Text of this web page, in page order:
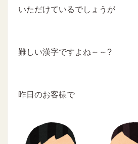
いただけているでしょうが
難しい漢字ですよね～～?
昨日のお客様で